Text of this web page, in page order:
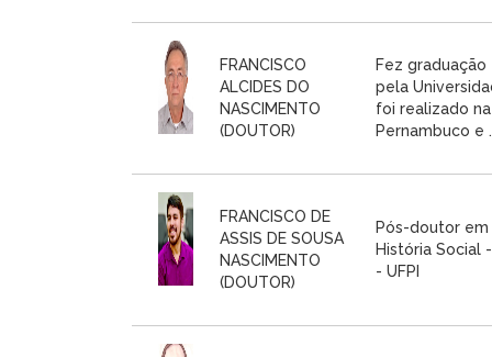
FRANCISCO
ALCIDES DO
NASCIMENTO
(DOUTOR)
Fez
pela
foi realizado
Pernambuco e
FRANCISCO DE
ASSIS DE SOUSA
NASCIMENTO
(DOUTOR)
Pós-doutor em
História Social
- UFPI